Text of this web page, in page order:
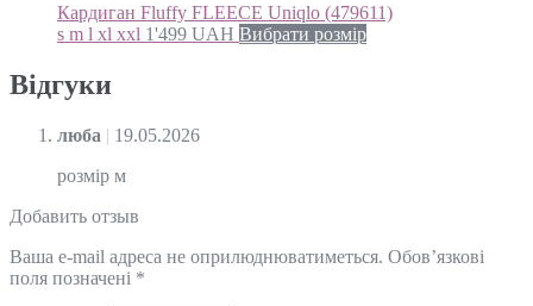
Кардиган Fluffy FLEECE Uniqlo (479611)
s m l xl xxl 1'499 UAH Вибрати розмір
Відгуки
люба | 19.05.2026
розмір м
Добавить отзыв
Ваша e-mail адреса не оприлюднюватиметься. Обов’язкові
поля позначені *